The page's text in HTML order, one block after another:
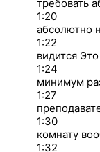
требовать
1:20
абсолютно
1:22
видится Это
1:24
минимум
1:27
1:30
комнату
1:32